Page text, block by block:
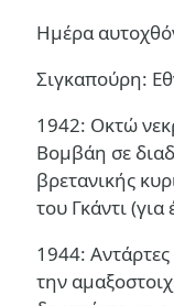
Ημέρα
Σιγκαπούρη:
1942: Οκτώ
Βομβάη σε
βρετανικής
του Γκάντι
1944:
την